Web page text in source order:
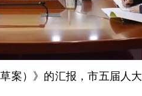
案）》的汇报，市五届人